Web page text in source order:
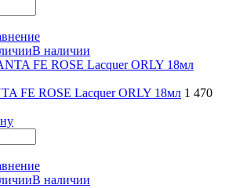
В наличии
FE ROSE Lacquer ORLY 18мл 1 470
В наличии